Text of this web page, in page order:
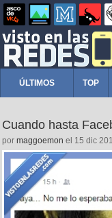
ÚLTIMOS TOP
Cuando hasta
por maggoemon el 15 dic